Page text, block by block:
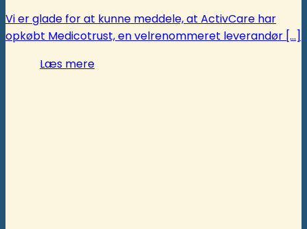
Vi er glade for at kunne meddele, at ActivCare har
opkøbt Medicotrust, en velrenommeret leverandør [...]
Læs mere